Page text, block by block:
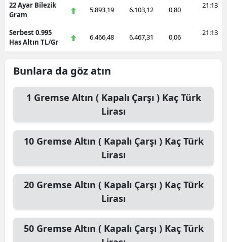
22 Ayar Bilezik
Gram
5.893,19 6.103,12 0,80 21:13
Serbest 0.995
Has Altın TL/Gr
6.466,48 6.467,31 0,06 21:13
Bunlara da göz atın
1 Gremse Altın ( Kapalı Çarşı )Kaç Türk
Lirası
10 Gremse Altın ( Kapalı Çarşı )Kaç Türk
Lirası
20 Gremse Altın ( Kapalı Çarşı )Kaç Türk
Lirası
50 Gremse Altın ( Kapalı Çarşı )Kaç Türk